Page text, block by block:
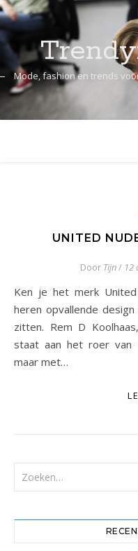
Mode, fashion en trends
UNITED
Door Tijn/ 12
Ken je het merk United Nude al? Dit merk maakt voor
heren opvallende
zitten. Rem D
staat aan het roer van
maar met…